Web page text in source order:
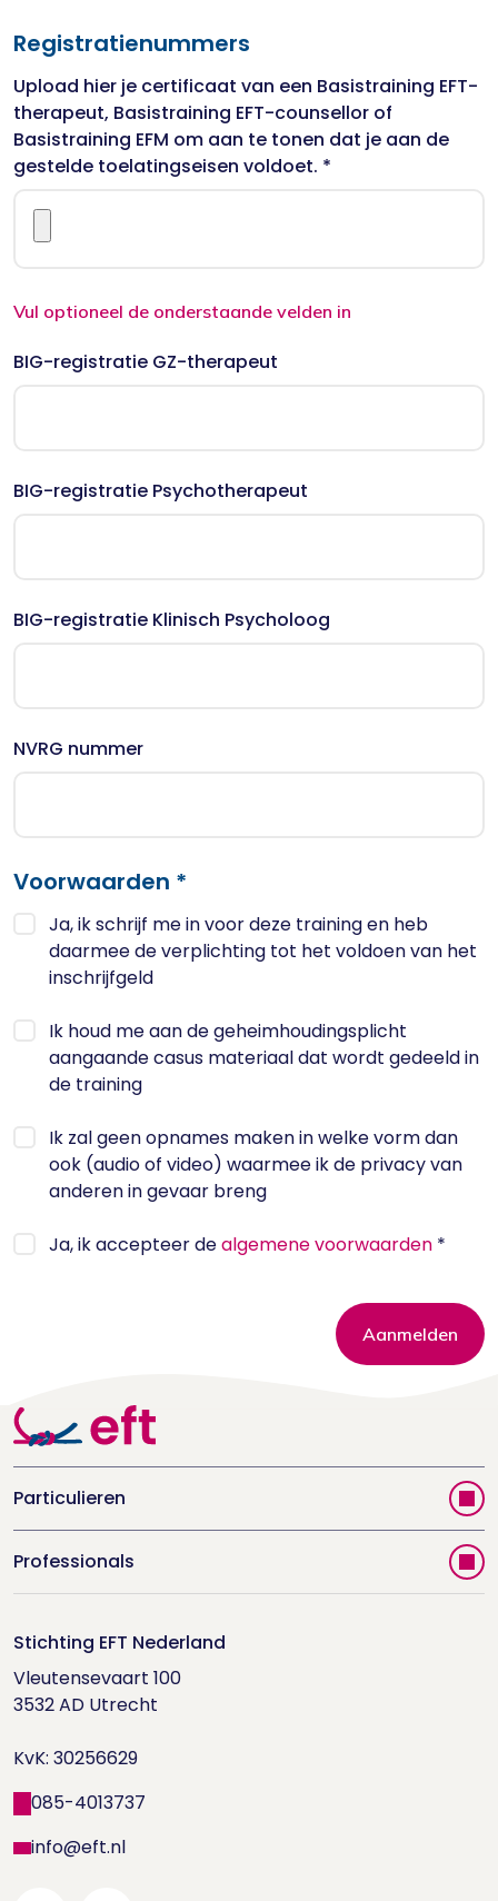
Registratienummers
Upload hier je certificaat van een Basistraining EFT-
therapeut, Basistraining EFT-counsellor of
Basistraining EFM om aan te tonen dat je aan de
gestelde toelatingseisen voldoet. *
Vul optioneel de onderstaande velden in
BIG-registratie GZ-therapeut
BIG-registratie Psychotherapeut
BIG-registratie Klinisch Psycholoog
NVRG nummer
Voorwaarden *
Ja, ik schrijf me in voor deze training en heb
daarmee de verplichting tot het voldoen van het
inschrijfgeld
Ik houd me aan de geheimhoudingsplicht
aangaande casus materiaal dat wordt gedeeld in
de training
Ik zal geen opnames maken in welke vorm dan
ook (audio of video) waarmee ik de privacy van
anderen in gevaar breng
Ja, ik accepteer dealgemene voorwaarden *
Aanmelden
Particulieren
Vind jouw therapeut
Videoportal
Doe de relatietest
Houd me Vast-bijeenkomsten
Professionals
Trainingen
Supervisorenlijst
Nieuwsbrief ontvangen?
Wetenschappelijk onderzoek
Stichting EFT Nederland
Vleutensevaart 100
3532 AD Utrecht
KvK: 30256629
085-4013737
info@eft.nl